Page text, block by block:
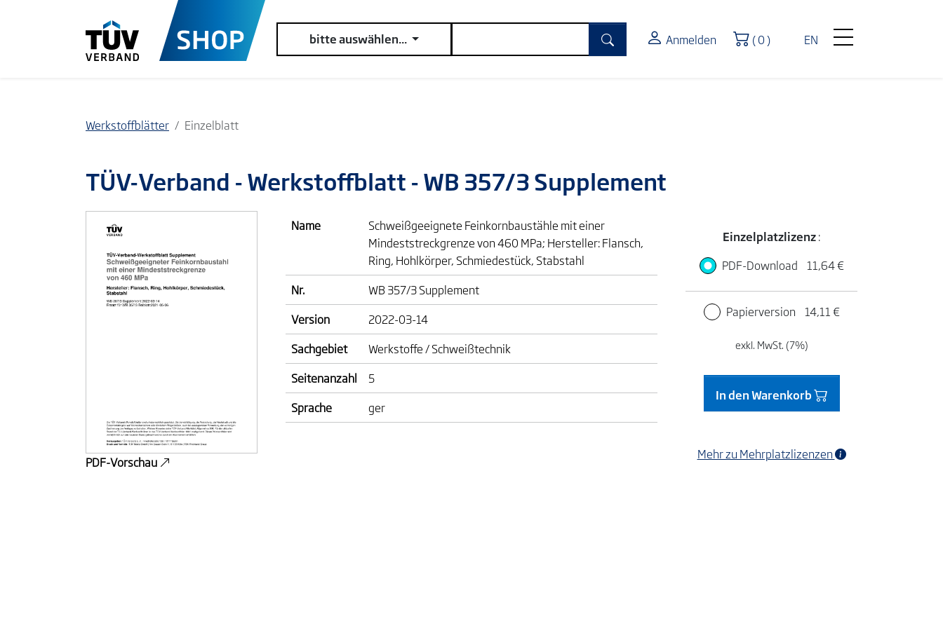
EN
bitte auswählen... Anmelden Warenkorb
( 0 )
Werkstoffblätter Einzelblatt
TÜV-Verband - Werkstoffblatt - WB 357/3 Supplement
PDF-Vorschau
Name
Schweißgeeignete Feinkornbaustähle mit einer
Mindeststreckgrenze von 460 MPa; Hersteller: Flansch,
Ring, Hohlkörper, Schmiedestück, Stabstahl
Nr.
WB 357/3 Supplement
Version
2022-03-14
Sachgebiet
Werkstoffe / Schweißtechnik
Seitenanzahl
5
Sprache
ger
Einzelplatzlizenz:
PDF-Download
11,64 €
Papierversion 14,11 €
exkl. MwSt. (7%)
In den Warenkorb
Mehr zu Mehrplatzlizenzen